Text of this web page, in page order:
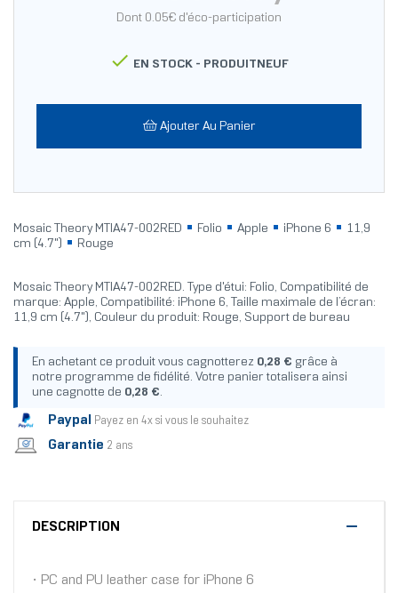
Dont 0.05€ d'éco-participation
 EN STOCK - PRODUITNEUF
Ajouter Au Panier
Mosaic Theory MTIA47-002RED Folio Apple iPhone 6
11,9
cm (4.7")
Rouge
Mosaic Theory MTIA47-002RED. Type d'étui: Folio, Compatibilité de
marque: Apple, Compatibilité: iPhone 6, Taille maximale de l’écran:
11,9 cm (4.7"), Couleur du produit: Rouge, Support de bureau
En achetant ce produit vous cagnotterez 0,28 € grâce à
notre programme de fidélité. Votre panier totalisera ainsi
une cagnotte de 0,28 €.
Paypal Payez en 4x si vous le souhaitez
Garantie 2 ans
DESCRIPTION
• PC and PU leather case for iPhone 6